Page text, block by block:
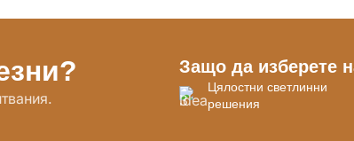
Защо да изберете
Цялостни светлинни
решения